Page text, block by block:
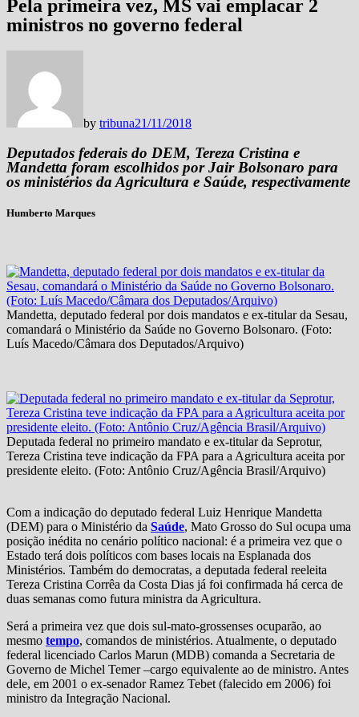
Pela primeira vez, MS vai emplacar 2
ministros no governo federal
by tribuna21/11/2018
Deputados federais do DEM, Tereza Cristina e
Mandetta foram escolhidos por Jair Bolsonaro para
os ministérios da Agricultura e Saúde, respectivamente
Humberto Marques
Mandetta, deputado federal por dois mandatos e ex-titular da Sesau,
comandará o Ministério da Saúde no Governo Bolsonaro. (Foto:
Luís Macedo/Câmara dos Deputados/Arquivo)
Deputada federal no primeiro mandato e ex-titular da Seprotur,
Tereza Cristina teve indicação da FPA para a Agricultura aceita por
presidente eleito. (Foto: Antônio Cruz/Agência Brasil/Arquivo)
Com a indicação do deputado federal Luiz Henrique Mandetta
(DEM) para o Ministério da Saúde, Mato Grosso do Sul ocupa uma
posição inédita no cenário político nacional: é a primeira vez que o
Estado terá dois políticos com bases locais na Esplanada dos
Ministérios. Também do democratas, a deputada federal reeleita
Tereza Cristina Corrêa da Costa Dias já foi confirmada há cerca de
duas semanas como futura ministra da Agricultura.
Será a primeira vez que dois sul-mato-grossenses ocuparão, ao
mesmo tempo, comandos de ministérios. Atualmente, o deputado
federal licenciado Carlos Marun (MDB) comanda a Secretaria de
Governo de Michel Temer –cargo equivalente ao de ministro. Antes
dele, em 2001 o ex-senador Ramez Tebet (falecido em 2006) foi
ministro da Integração Nacional.